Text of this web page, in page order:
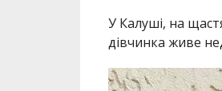
У Калуші, на
дівчинка живе